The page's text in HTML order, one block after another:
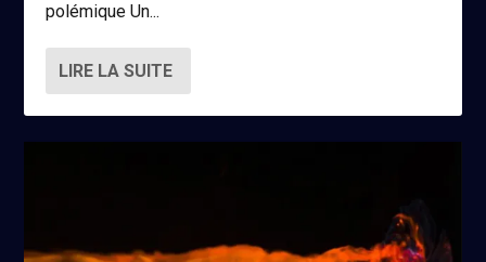
polémique Un...
LIRE LA SUITE